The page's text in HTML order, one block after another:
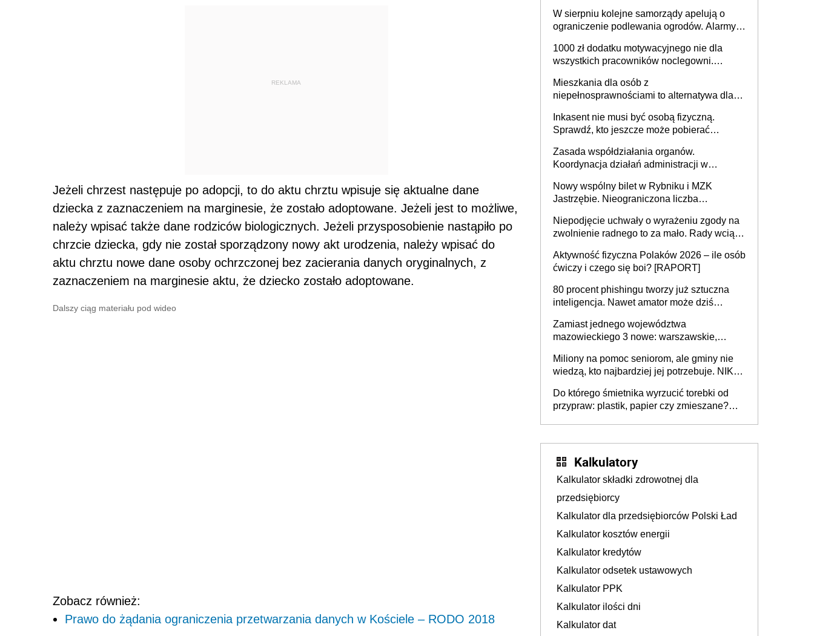
REKLAMA
Jeżeli chrzest następuje po adopcji, to do aktu chrztu wpisuje się aktualne dane
dziecka z zaznaczeniem na marginesie, że zostało adoptowane. Jeżeli jest to możliwe,
należy wpisać także dane rodziców biologicznych. Jeżeli przysposobienie nastąpiło po
chrzcie dziecka, gdy nie został sporządzony nowy akt urodzenia, należy wpisać do
aktu chrztu nowe dane osoby ochrzczonej bez zacierania danych oryginalnych, z
zaznaczeniem na marginesie aktu, że dziecko zostało adoptowane.
Dalszy ciąg materiału pod wideo
Zobacz również:
Prawo do żądania ograniczenia przetwarzania danych w Kościele – RODO 2018
W sierpniu kolejne samorządy apelują o
ograniczenie podlewania ogrodów. Alarmy w
może objąć cały kraj
1000 zł dodatku motywacyjnego nie dla
wszystkich pracowników noclegowni.
Mieszkania dla osób z
niepełnosprawnościami to alternatywa dla
samodzielnie lub z rodziną
Inkasent nie musi być osobą fizyczną.
Sprawdź, kto jeszcze może pobierać
Zasada współdziałania organów.
Koordynacja działań administracji w
Nowy wspólny bilet w Rybniku i MZK
Jastrzębie. Nieograniczona liczba
Niepodjęcie uchwały o wyrażeniu zgody na
zwolnienie radnego to za mało. Rady wciąż
rozstrzygać sprawy
Aktywność fizyczna Polaków 2026 – ile osób
ćwiczy i czego się boi? [RAPORT]
80 procent phishingu tworzy już sztuczna
inteligencja. Nawet amator może dziś
Zamiast jednego województwa
mazowieckiego 3 nowe: warszawskie,
Europie nie ma tak dużych jednostek
stołecznych
Miliony na pomoc seniorom, ale gminy nie
wiedzą, kto najbardziej jej potrzebuje. NIK
Do którego śmietnika wyrzucić torebki od
przypraw: plastik, papier czy zmieszane?
Kalkulatory
Kalkulator składki zdrowotnej dla
przedsiębiorcy
Kalkulator dla przedsiębiorców Polski Ład
Kalkulator kosztów energii
Kalkulator kredytów
Kalkulator odsetek ustawowych
Kalkulator PPK
Kalkulator ilości dni
Kalkulator dat